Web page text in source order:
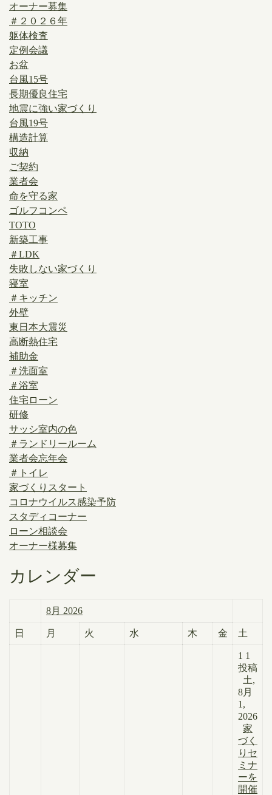
オーナー募集
＃２０２６年
躯体検査
定例会議
お盆
台風15号
長期優良住宅
地震に強い家づくり
台風19号
構造計算
収納
ご契約
業者会
命を守る家
ゴルフコンペ
TOTO
新築工事
＃LDK
失敗しない家づくり
寝室
＃キッチン
外壁
東日本大震災
高断熱住宅
補助金
＃洗面室
＃浴室
住宅ローン
研修
サッシ室内の色
＃ランドリールーム
業者会忘年会
＃トイレ
家づくりスタート
コロナウイルス感染予防
スタディコーナー
ローン相談会
オーナー様募集
カレンダー
8月 2026
日 月 火 水 木 金 土
1 1
投稿
土,
8月
1,
2026
家
づく
りセ
ミナ
ーを
開催